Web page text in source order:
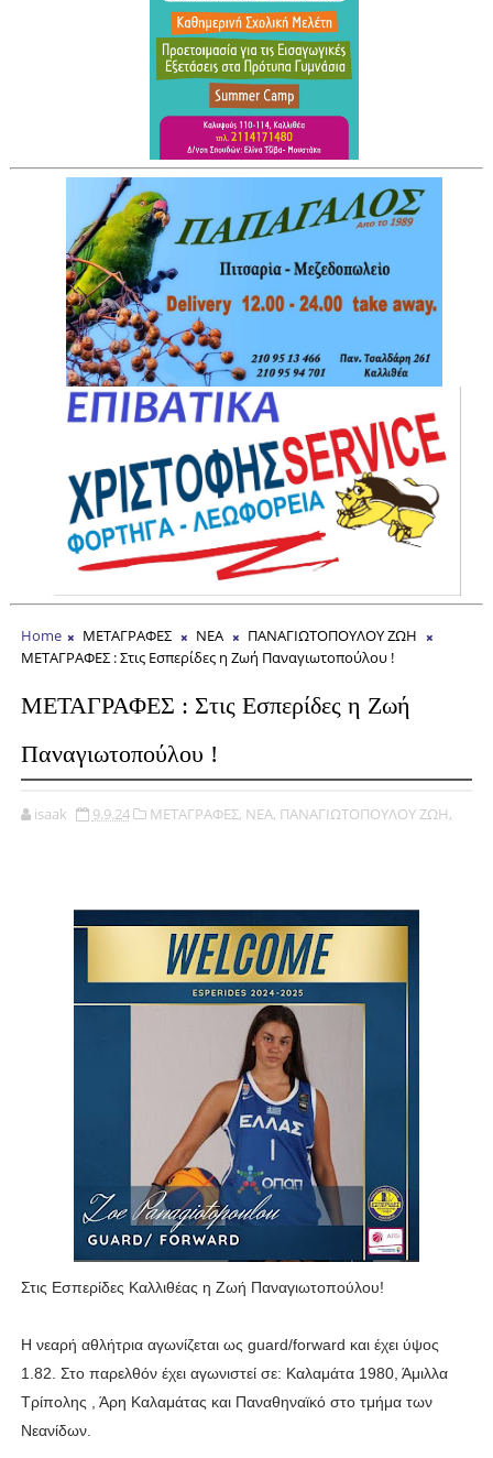
Home ΜΕΤΑΓΡΑΦΕΣ ΝΕΑ
ΠΑΝΑΓΙΩΤΟΠΟΥΛΟΥ ΖΩΗ
ΜΕΤΑΓΡΑΦΕΣ : Στις Εσπερίδες η Ζωή Παναγιωτοπούλου !
ΜΕΤΑΓΡΑΦΕΣ : Στις Εσπερίδες η Ζωή
Παναγιωτοπούλου !
isaak 9.9.24 ΜΕΤΑΓΡΑΦΕΣ, ΝΕΑ, ΠΑΝΑΓΙΩΤΟΠΟΥΛΟΥ ΖΩΗ,
Στις Εσπερίδες Καλλιθέας η Ζωή Παναγιωτοπούλου!
Η νεαρή αθλήτρια αγωνίζεται ως guard/forward και έχει ύψος
1.82. Στο παρελθόν έχει αγωνιστεί σε: Καλαμάτα 1980, Άμιλλα
Τρίπολης , Άρη Καλαμάτας και Παναθηναϊκό στο τμήμα των
Νεανίδων.